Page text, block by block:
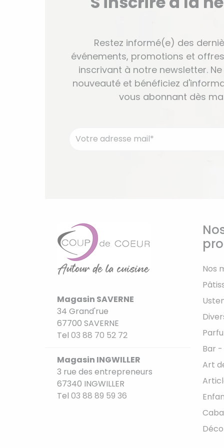
Restez informé(e) des
événements, promotions et
inscrivant à notre newsletter.
nouveauté et bénéficiez
vous abonnant dès
Magasin SAVERNE
34 Grand'rue
67700 SAVERNE
Tel 03 88 70 52 72
Magasin INGWILLER
3 rue des entrepreneurs
67340 INGWILLER
Tel 03 88 89 59 36
Nos
Bar -
Art